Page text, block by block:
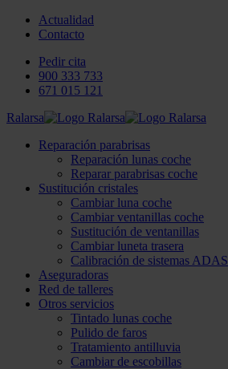
Actualidad
Contacto
Pedir cita
900 333 733
671 015 121
Ralarsa
Reparación parabrisas
Reparación lunas coche
Reparar parabrisas coche
Sustitución cristales
Cambiar luna coche
Cambiar ventanillas coche
Sustitución de ventanillas
Cambiar luneta trasera
Calibración de sistemas ADAS
Aseguradoras
Red de talleres
Otros servicios
Tintado lunas coche
Pulido de faros
Tratamiento antilluvia
Cambiar de escobillas